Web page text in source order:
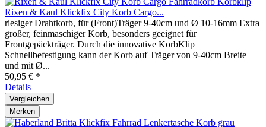
Rixen & Kaul Klickfix City Korb Cargo...
riesiger Drahtkorb, für (Front)Träger 9-40cm und Ø 10-16mm Extra
großer, feinmaschiger Korb, besonders geeignet für
Frontgepäckträger. Durch die innovative KorbKlip
Schnellbefestigung kann der Korb auf Träger von 9-40cm Breite
und mit Ø...
50,95 € *
Details
Vergleichen
Merken